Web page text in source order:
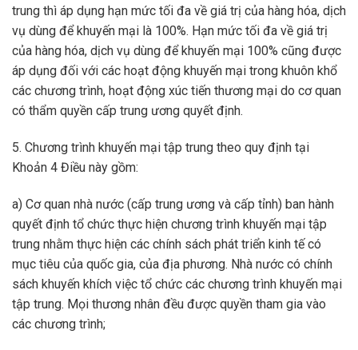
trung thì áp dụng hạn mức tối đa về giá trị của hàng hóa, dịch
vụ dùng để khuyến mại là 100%. Hạn mức tối đa về giá trị
của hàng hóa, dịch vụ dùng để khuyến mại 100% cũng được
áp dụng đối với các hoạt động khuyến mại trong khuôn khổ
các chương trình, hoạt động xúc tiến thương mại do cơ quan
có thẩm quyền cấp trung ương quyết định.
5. Chương trình khuyến mại tập trung theo quy định tại
Khoản 4 Điều này gồm:
a) Cơ quan nhà nước (cấp trung ương và cấp tỉnh) ban hành
quyết định tổ chức thực hiện chương trình khuyến mại tập
trung nhằm thực hiện các chính sách phát triển kinh tế có
mục tiêu của quốc gia, của địa phương. Nhà nước có chính
sách khuyến khích việc tổ chức các chương trình khuyến mại
tập trung. Mọi thương nhân đều được quyền tham gia vào
các chương trình;